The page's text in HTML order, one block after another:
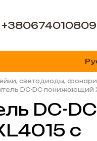
+380674010809
светодиоды,
DC-DC понижающий
DC-DC
с